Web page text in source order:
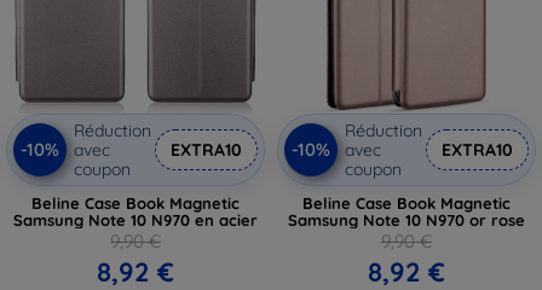
-10%
Réduction
avec
coupon
EXTRA10
Beline Case Book Magnetic
Samsung Note 10 N970 en acier
9,90 €
8,92 €
-10%
Réduction
avec
coupon
EXTRA10
Beline Case Book Magnetic
Samsung Note 10 N970 or rose
9,90 €
8,92 €